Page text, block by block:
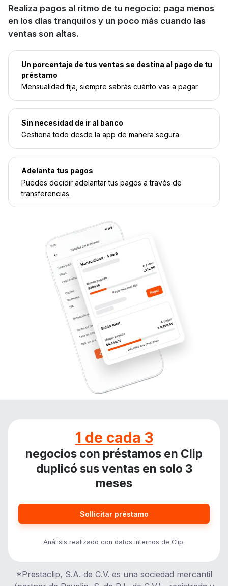
Realiza pagos al ritmo de tu negocio: paga menos
en los días tranquilos y un poco más cuando las
ventas son altas.
Un porcentaje de tus ventas se destina al pago de tu
préstamo
Mensualidad fija, siempre sabrás cuánto vas a pagar.
Sin necesidad de ir al banco
Gestiona todo desde la app de manera segura.
Adelanta tus pagos
Puedes decidir adelantar tus pagos a través de
transferencias.
1 de cada 3
negocios con préstamos en Clip
duplicó sus ventas en solo 3
meses
Sollicitar préstamo
Análisis realizado con datos internos de Clip.
*Prestaclip, S.A. de C.V. es una sociedad mercantil